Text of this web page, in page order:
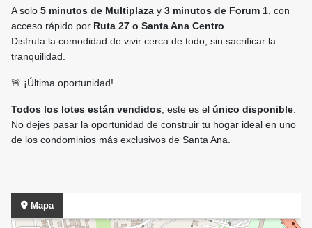
A solo 5 minutos de Multiplaza y 3 minutos de Forum 1 , con
acceso rápido por Ruta 27 o Santa Ana Centro
Disfruta la comodidad de vivir cerca de todo, sin sacrificar la
tranquilidad.
🚨 ¡Última oportunidad!
Todos los lotes están vendidos , este es el único disponible
No dejes pasar la oportunidad de construir tu hogar ideal en uno
de los condominios más exclusivos de Santa Ana.
Mapa